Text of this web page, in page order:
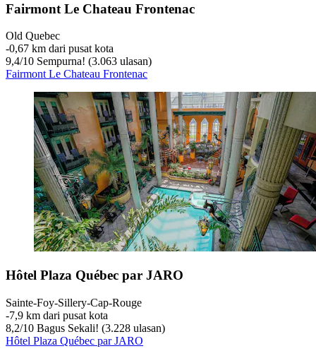
Fairmont Le Chateau Frontenac
Old Quebec
‐0,67 km dari pusat kota
9,4/10 Sempurna! (3.063 ulasan)
Fairmont Le Chateau Frontenac
Hôtel Plaza Québec par JARO
Sainte-Foy-Sillery-Cap-Rouge
‐7,9 km dari pusat kota
8,2/10 Bagus Sekali! (3.228 ulasan)
Hôtel Plaza Québec par JARO